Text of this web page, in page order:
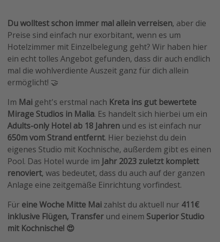
Bahnreisen in der Schweiz
Reisepassfreie Reiseziele
Travel Know How
Silvesterreisen
Last Minute Urlaub Mallorca
Last Minute Urlaub Deutschland
Du wolltest schon immer mal allein verreisen, aber die
Preise sind einfach nur exorbitant, wenn es um
Hotelzimmer mit Einzelbelegung geht? Wir haben hier
ein echt tolles Angebot gefunden, dass dir auch endlich
mal die wohlverdiente Auszeit ganz für dich allein
ermöglicht! 🤝
Im Mai geht's erstmal nach Kreta ins gut bewertete
Mirage Studios in Malia. Es handelt sich hierbei um ein
Adults-only Hotel ab 18 Jahren und es ist einfach nur
650m vom Strand entfernt. Hier beziehst du dein
eigenes Studio mit Kochnische, außerdem gibt es einen
Pool. Das Hotel wurde im Jahr 2023 zuletzt komplett
renoviert, was bedeutet, dass du auch auf der ganzen
Anlage eine zeitgemäße Einrichtung vorfindest.
Für eine Woche Mitte Mai zahlst du aktuell nur 411€
inklusive Flügen, Transfer und einem Superior Studio
mit Kochnische! 😍